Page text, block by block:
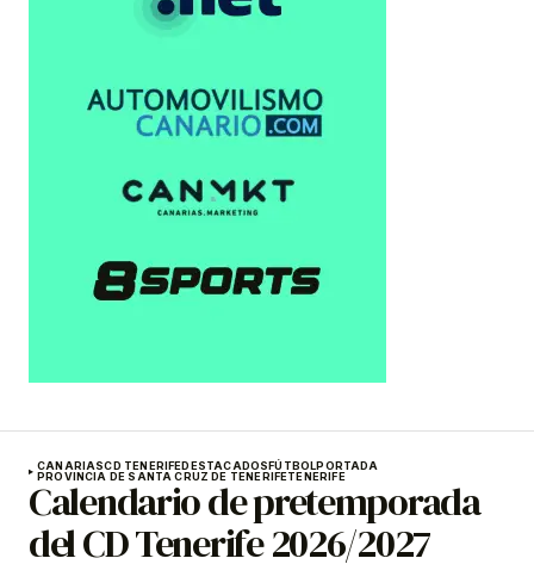
CANARIASCD TENERIFEDESTACADOSFÚTBOLPORTADA
PROVINCIA DE SANTA CRUZ DE TENERIFETENERIFE
Calendario de pretemporada
del CD Tenerife 2026/2027